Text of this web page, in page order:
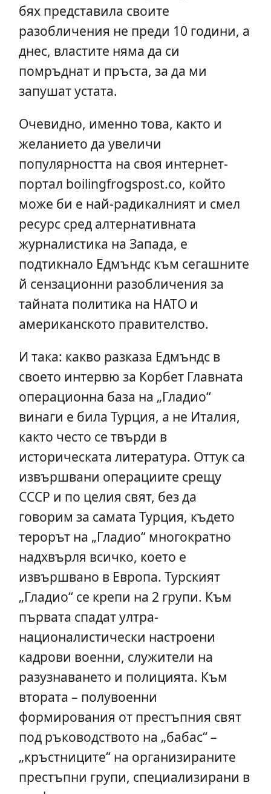
бях представила своите
разобличения не преди 10 години, а
днес, властите няма да си
помръднат и пръста, за да ми
запушат устата.
Очевидно, именно това, както и
желанието да увеличи
популярността на своя интернет-
портал boilingfrogspost.co, който
може би е най-радикалният и смел
ресурс сред алтернативната
журналистика на Запада, е
подтикнало Едмъндс към сегашните
й сензационни разобличения за
тайната политика на НАТО и
американското правителство.
И така: какво разказа Едмъндс в
своето интервю за Корбет Главната
операционна база на „Гладио“
винаги е била Турция, а не Италия,
както често се твърди в
историческата литература. Оттук са
извършвани операциите срещу
СССР и по целия свят, без да
говорим за самата Турция, където
терорът на „Гладио“ многократно
надхвърля всичко, което е
извършвано в Европа. Турският
„Гладио“ се крепи на 2 групи. Към
първата спадат ултра-
националистически настроени
кадрови военни, служители на
разузнаването и полицията. Към
втората – полувоенни
формирования от престъпния свят
под ръководството на „бабас“ –
„кръстниците“ на организираните
престъпни групи, специализирани в